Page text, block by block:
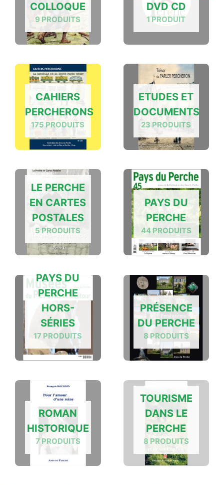
COLLOQUE
9 PRODUITS
DVD CD
1 PRODUIT
CAHIERS
PERCHERONS
175 PRODUITS
ETUDES ET
DOCUMENTS
23 PRODUITS
LE PERCHE
EN CARTES
POSTALES
5 PRODUITS
PAYS DU
PERCHE
44 PRODUITS
PAYS DU
PERCHE
HORS-
SÉRIES
17 PRODUITS
PRÉSENCE
DU PERCHE
8 PRODUITS
ROMAN
HISTORIQUE
7 PRODUITS
TOURISME
DANS LE
PERCHE
8 PRODUITS